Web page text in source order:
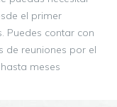
el primer
Puedes contar con
de reuniones por el
meses